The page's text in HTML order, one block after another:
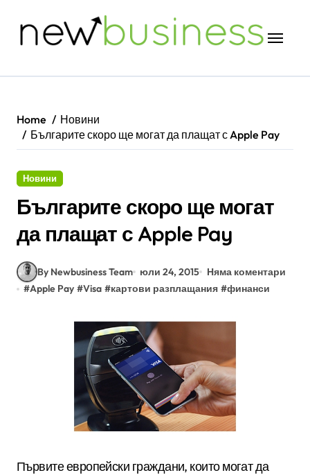
Home
Новини
Българите скоро ще могат да плащат с Apple Pay
Новини
Българите скоро ще могат
да плащат с Apple Pay
By Newbusiness Team юли 24, 2015
Няма коментари
#Apple Pay #Visa #картови разплащания #финанси
Първите европейски граждани, които могат да